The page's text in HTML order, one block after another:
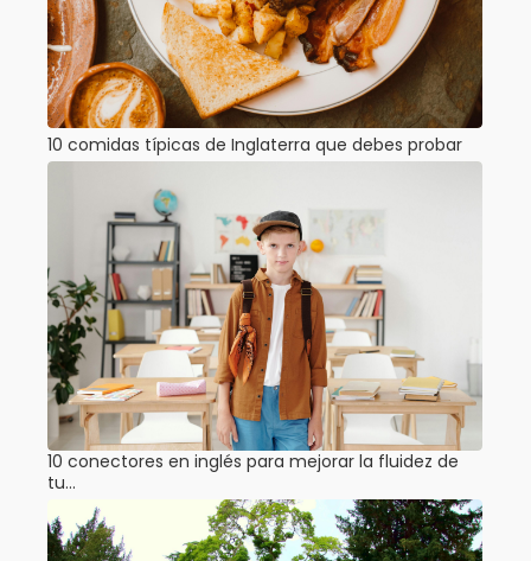
10 comidas típicas de Inglaterra que debes probar
10 conectores en inglés para mejorar la fluidez de
tu…